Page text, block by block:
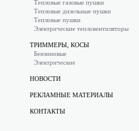
Тепловые газовые пушки
Тепловые дизельные пушки
Тепловые пушки
Электрические тепловентиляторы
ТРИММЕРЫ, КОСЫ
Бензиновые
Электрические
НОВОСТИ
РЕКЛАМНЫЕ МАТЕРИАЛЫ
КОНТАКТЫ